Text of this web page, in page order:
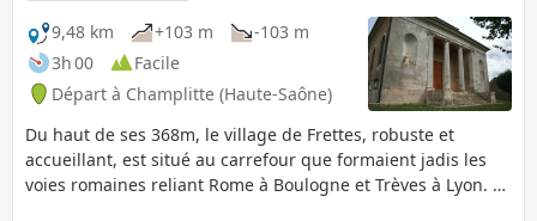
9,48 km
+103 m
-103 m
3h 00
Facile
Départ à Champlitte (Haute-Saône)
Du haut de ses 368m, le village de Frettes, robuste et
accueillant, est situé au carrefour que formaient jadis les
voies romaines reliant Rome à Boulogne et Trèves à Lyon. Le